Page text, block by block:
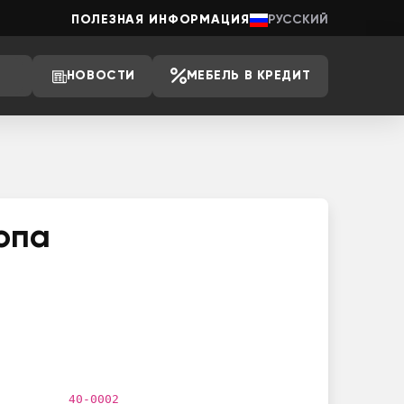
ПОЛЕЗНАЯ ИНФОРМАЦИЯ РУССКИЙ
НОВОСТИ МЕБЕЛЬ В КРЕДИТ
40-0002